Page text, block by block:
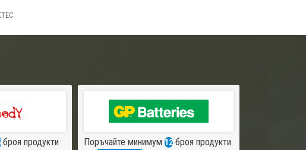
броя продукти
Поръчайте минимум 12броя продукти